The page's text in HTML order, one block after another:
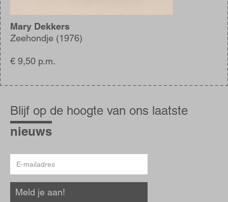
Mary Dekkers
Zeehondje (1976)
€ 9,50 p.m.
op
de
hoogte
Blijf op de hoogte van ons laatste
nieuws
mailadres
Meld je aan!